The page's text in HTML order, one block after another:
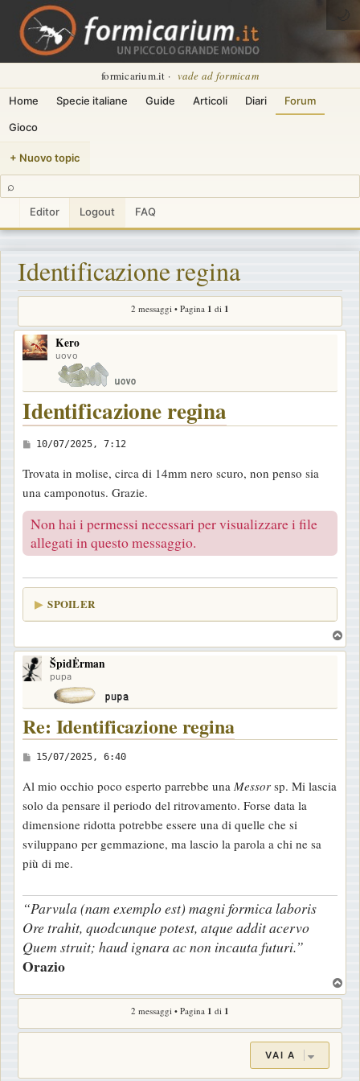
formicarium.it · vade ad formicam
Home Specie italiane Guide Articoli Diari Forum
Gioco
+ Nuovo topic
⌕
Editor Logout FAQ
🌙
Identificazione regina
2 messaggi • Pagina 1 di 1
Kero
uovo
Identificazione regina
M
s
s
a
g
g
i
10/07/2025, 7:12
Trovata in molise, circa di 14mm nero scuro, non penso sia
una camponotus. Grazie.
Non hai i permessi necessari per visualizzare i file
allegati in questo messaggio.
SPOILER
o
ŠpidĖrman
pupa
Re: Identificazione regina
M
s
s
a
g
g
o
15/07/2025, 6:40
Al mio occhio poco esperto parrebbe una Messor sp. Mi lascia
solo da pensare il periodo del ritrovamento. Forse data la
dimensione ridotta potrebbe essere una di quelle che si
sviluppano per gemmazione, ma lascio la parola a chi ne sa
più di me.
“Parvula (nam exemplo est) magni formica laboris
Ore trahit, quodcunque potest, atque addit acervo
Quem struit; haud ignara ac non incauta futuri.”
Orazio
o
2 messaggi • Pagina 1 di 1
VAI A